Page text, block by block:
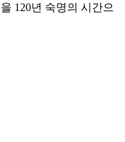
120년 숙명의 시간으